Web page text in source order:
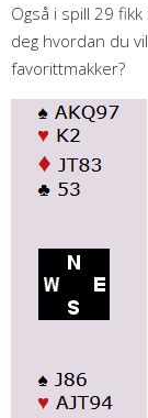
Også i spill 29
deg hvordan du
favorittmakker?